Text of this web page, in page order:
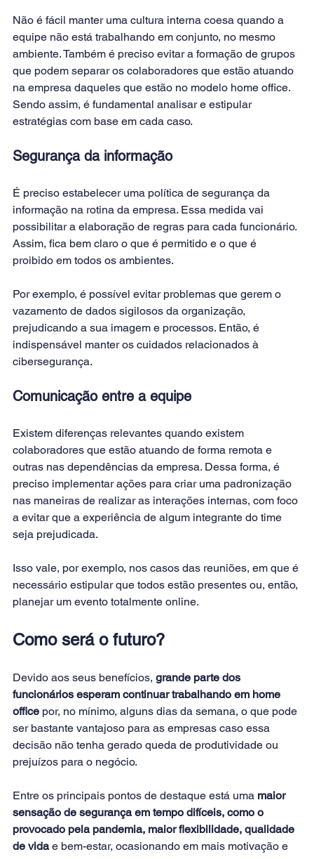
Não é fácil manter uma cultura interna coesa quando a
equipe não está trabalhando em conjunto, no mesmo
ambiente. Também é preciso evitar a formação de grupos
que podem separar os colaboradores que estão atuando
na empresa daqueles que estão no modelo home office.
Sendo assim, é fundamental analisar e estipular
estratégias com base em cada caso.
Segurança da informação
É preciso estabelecer uma política de segurança da
informação na rotina da empresa. Essa medida vai
possibilitar a elaboração de regras para cada funcionário.
Assim, fica bem claro o que é permitido e o que é
proibido em todos os ambientes.
Por exemplo, é possível evitar problemas que gerem o
vazamento de dados sigilosos da organização,
prejudicando a sua imagem e processos. Então, é
indispensável manter os cuidados relacionados à
cibersegurança.
Comunicação entre a equipe
Existem diferenças relevantes quando existem
colaboradores que estão atuando de forma remota e
outras nas dependências da empresa. Dessa forma, é
preciso implementar ações para criar uma padronização
nas maneiras de realizar as interações internas, com foco
a evitar que a experiência de algum integrante do time
seja prejudicada.
Isso vale, por exemplo, nos casos das reuniões, em que é
necessário estipular que todos estão presentes ou, então,
planejar um evento totalmente online.
Como será o futuro?
Devido aos seus benefícios, grande parte dos
funcionários esperam continuar trabalhando em home
office por, no mínimo, alguns dias da semana, o que pode
ser bastante vantajoso para as empresas caso essa
decisão não tenha gerado queda de produtividade ou
prejuízos para o negócio.
Entre os principais pontos de destaque está uma maior
sensação de segurança em tempo difíceis, como o
provocado pela pandemia, maior flexibilidade, qualidade
de vida e bem-estar, ocasionando em mais motivação e